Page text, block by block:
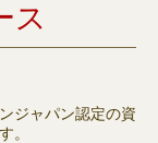
ス
ジャパン認定の資
。